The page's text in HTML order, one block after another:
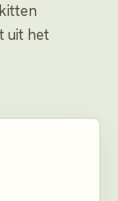
uit het